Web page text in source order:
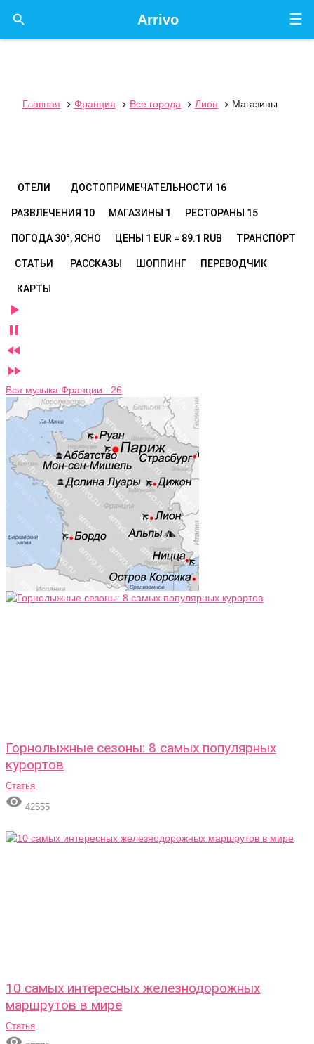
☰
Arrivo

Главная  Франция  Все города  Лион  Магазины
ОТЕЛИ ДОСТОПРИМЕЧАТЕЛЬНОСТИ 16
РАЗВЛЕЧЕНИЯ 10 МАГАЗИНЫ 1 РЕСТОРАНЫ 15
ПОГОДА 30°, ЯСНО ЦЕНЫ 1 EUR = 89.1 RUB ТРАНСПОРТ
СТАТЬИ РАССКАЗЫ ШОППИНГ ПЕРЕВОДЧИК
КАРТЫ




Вся музыка Франции 26
Горнолыжные сезоны: 8 самых популярных
курортов
Статья
 42555
10 самых интересных железнодорожных
маршрутов в мире
Статья